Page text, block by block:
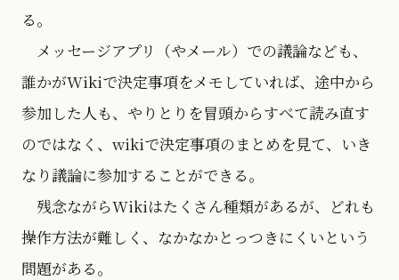
る。
メッセージアプリ（やメール）での議論なども、
誰かがWikiで決定事項をメモしていれば、途中から
参加した人も、やりとりを冒頭からすべて読み直す
のではなく、wikiで決定事項のまとめを見て、いき
なり議論に参加することができる。
残念ながらWikiはたくさん種類があるが、どれも
操作方法が難しく、なかなかとっつきにくいという
問題がある。